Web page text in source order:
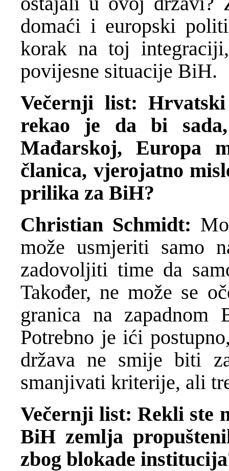
domaći i europski
korak na toj
povijesne situacije BiH.
Večernji list:
rekao je da bi
Mađarskoj, Europa
članica, vjerojatno
prilika za BiH?
Christian Schmidt:
može usmjeriti samo
zadovoljiti time da
Također, ne može se
granica na zapadnom
Potrebno je ići
država ne smije biti
smanjivati kriterije, ali
Večernji list: Rekli ste
BiH zemlja
zbog blokade